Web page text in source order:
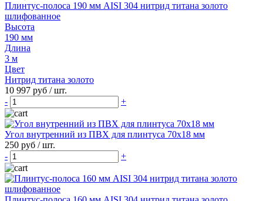
Плинтус-полоса 190 мм AISI 304 нитрид титана золото
шлифованное
Высота
190 мм
Длина
3 м
Цвет
Нитрид титана золото
10 997 руб / шт.
-
+
Угол внутренний из ПВХ для плинтуса 70х18 мм
250 руб / шт.
-
+